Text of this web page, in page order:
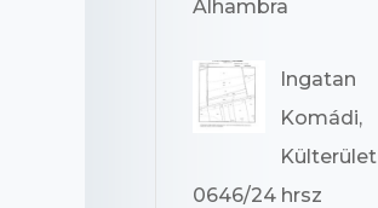
Alhambra
Ingatan
Komádi,
Külterület
0646/24 hrsz